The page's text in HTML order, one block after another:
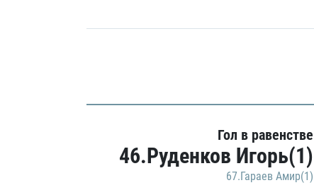
Гол в равенстве
46.Руденков Игорь(1)
67.Гараев Амир(1)